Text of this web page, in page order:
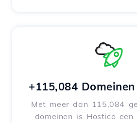
+115,084
Met meer dan 115,084
domeinen is Hostico